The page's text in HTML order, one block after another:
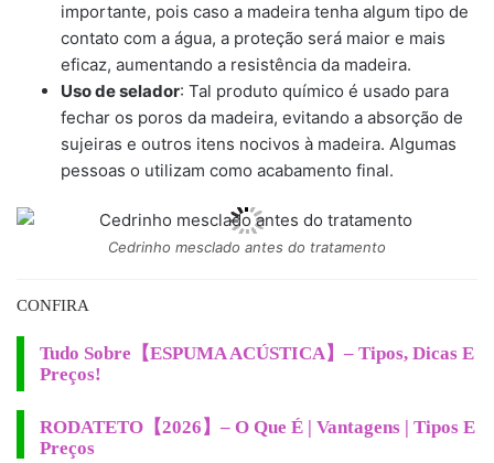
importante, pois caso a madeira tenha algum tipo de
contato com a água, a proteção será maior e mais
eficaz, aumentando a resistência da madeira.
Uso de selador: Tal produto químico é usado para
fechar os poros da madeira, evitando a absorção de
sujeiras e outros itens nocivos à madeira. Algumas
pessoas o utilizam como acabamento final.
Cedrinho mesclado antes do tratamento
CONFIRA
Tudo Sobre【ESPUMA ACÚSTICA】– Tipos, Dicas E
Preços!
RODATETO【2026】– O Que É | Vantagens | Tipos E
Preços